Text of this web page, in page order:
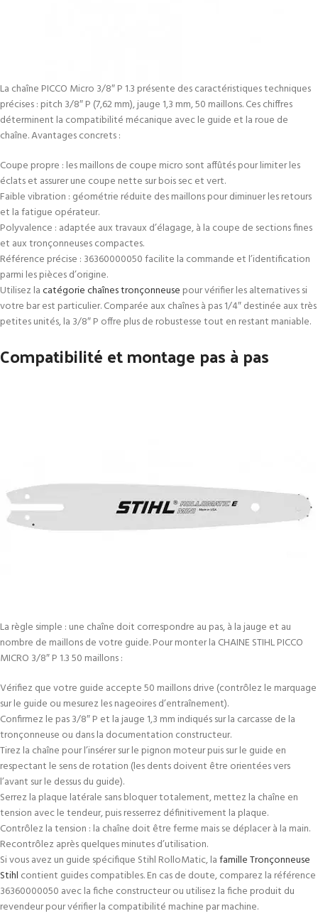
La chaîne PICCO Micro 3/8″ P 1.3 présente des caractéristiques techniques
précises : pitch 3/8″ P (7,62 mm), jauge 1,3 mm, 50 maillons. Ces chiffres
déterminent la compatibilité mécanique avec le guide et la roue de
chaîne. Avantages concrets :
Coupe propre : les maillons de coupe micro sont affûtés pour limiter les
éclats et assurer une coupe nette sur bois sec et vert.
Faible vibration : géométrie réduite des maillons pour diminuer les retours
et la fatigue opérateur.
Polyvalence : adaptée aux travaux d’élagage, à la coupe de sections fines
et aux tronçonneuses compactes.
Référence précise : 36360000050 facilite la commande et l’identification
parmi les pièces d’origine.
Utilisez lacatégorie chaînes tronçonneuse pour vérifier les alternatives si
votre bar est particulier. Comparée aux chaînes à pas 1/4″ destinée aux très
petites unités, la 3/8″ P offre plus de robustesse tout en restant maniable.
Compatibilité et montage pas à pas
La règle simple : une chaîne doit correspondre au pas, à la jauge et au
nombre de maillons de votre guide. Pour monter la CHAINE STIHL PICCO
MICRO 3/8″ P 1.3 50 maillons :
Vérifiez que votre guide accepte 50 maillons drive (contrôlez le marquage
sur le guide ou mesurez les nageoires d’entraînement).
Confirmez le pas 3/8″ P et la jauge 1,3 mm indiqués sur la carcasse de la
tronçonneuse ou dans la documentation constructeur.
Tirez la chaîne pour l’insérer sur le pignon moteur puis sur le guide en
respectant le sens de rotation (les dents doivent être orientées vers
l’avant sur le dessus du guide).
Serrez la plaque latérale sans bloquer totalement, mettez la chaîne en
tension avec le tendeur, puis resserrez définitivement la plaque.
Contrôlez la tension : la chaîne doit être ferme mais se déplacer à la main.
Recontrôlez après quelques minutes d’utilisation.
Si vous avez un guide spécifique Stihl RolloMatic, lafamille Tronçonneuse
Stihl contient guides compatibles. En cas de doute, comparez la référence
36360000050 avec la fiche constructeur ou utilisez la fiche produit du
revendeur pour vérifier la compatibilité machine par machine.